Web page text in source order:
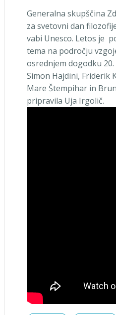
Generalna skupščina
za svetovni dan
vabi Unesco. Letos je
tema na področju
osrednjem dogodku
Simon Hajdini, Friderik
Mare Štempihar in
pripravila Uja Irgolič.